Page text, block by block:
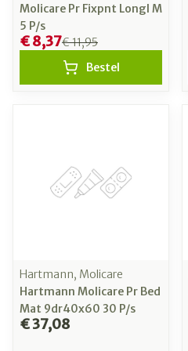
Molicare Pr Fixpnt Longl M
5 P/s
€ 11,95
€ 8,37
Bestel
Hartmann, Molicare
Hartmann Molicare Pr Bed
Mat 9dr40x60 30 P/s
€ 37,08